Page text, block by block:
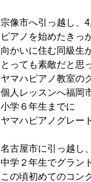
宗像市へ引っ越し、
ピアノを始めたきっ
向かいに住む同級生
とっても素敵だと思
ヤマハピアノ教室の
個人レッスンへ福岡
小学６年生までに
ヤマハピアノグレー
名古屋市に引っ越し、
中学２年生でグラン
この頃初めてのコン